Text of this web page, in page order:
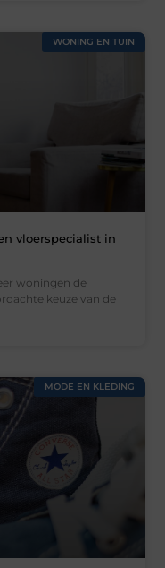
WONING EN TUIN
vloerspecialist in
woningen de
keuze van de
MODE EN KLEDING